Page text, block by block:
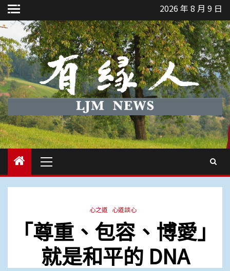
Skip
to
content
2026 年 8 月 9 日
Menu
心之道 心道談心
「尊重、包容、博愛」
就是和平的 DNA